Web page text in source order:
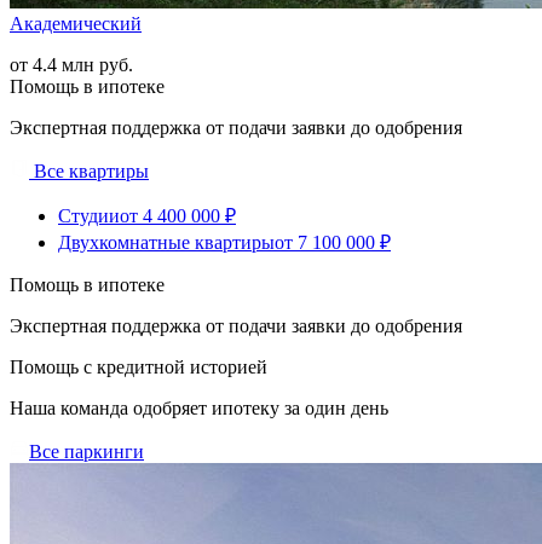
Академический
от 4.4 млн руб.
Помощь в ипотеке
Экспертная поддержка от подачи заявки до одобрения
Все квартиры
Студииот 4 400 000 ₽
Двухкомнатные квартирыот 7 100 000 ₽
Помощь в ипотеке
Экспертная поддержка от подачи заявки до одобрения
Помощь с кредитной историей
Наша команда одобряет ипотеку за один день
Все паркинги